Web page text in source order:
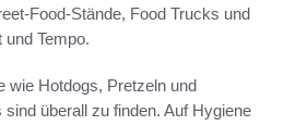
Food-Stände, Food Trucks und
und Tempo.
wie Hotdogs, Pretzeln und
überall zu finden. Auf Hygiene